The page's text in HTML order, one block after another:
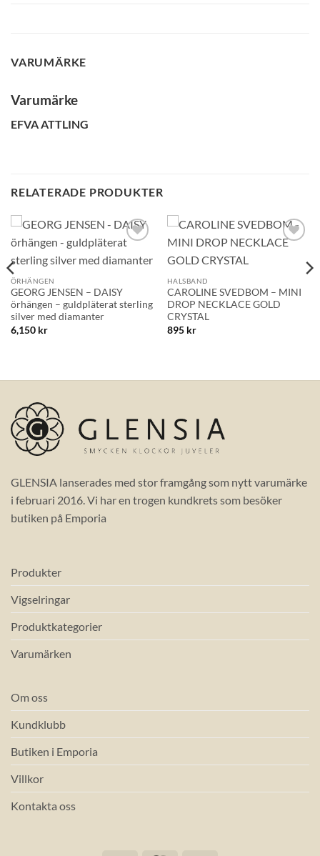
VARUMÄRKE
Varumärke
EFVA ATTLING
RELATERADE PRODUKTER
önskelistan!
ÖRHÄNGEN
GEORG JENSEN – DAISY
örhängen – guldpläterat sterling
silver med diamanter
6,150 kr
HALSBAND
CAROLINE SVEDBOM – MINI
DROP NECKLACE GOLD
CRYSTAL
895 kr
GLENSIA lanserades med stor framgång som nytt varumärke
i februari 2016. Vi har en trogen kundkrets som besöker
butiken på Emporia
Produkter
Vigselringar
Produktkategorier
Varumärken
Om oss
Kundklubb
Butiken i Emporia
Villkor
Kontakta oss